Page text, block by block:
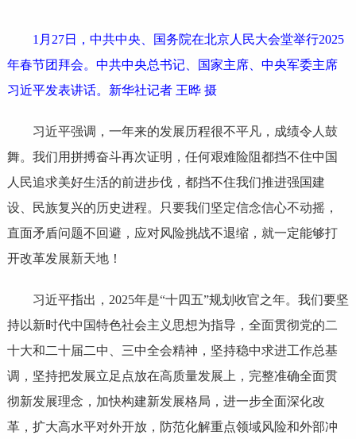
1月27日，中共中央、国务院在北京人民大会堂举行2025
年春节团拜会。中共中央总书记、国家主席、中央军委主席
习近平发表讲话。新华社记者 王晔 摄
习近平强调，一年来的发展历程很不平凡，成绩令人鼓
舞。我们用拼搏奋斗再次证明，任何艰难险阻都挡不住中国
人民追求美好生活的前进步伐，都挡不住我们推进强国建
设、民族复兴的历史进程。只要我们坚定信念信心不动摇，
直面矛盾问题不回避，应对风险挑战不退缩，就一定能够打
开改革发展新天地！
习近平指出，2025年是“十四五”规划收官之年。我们要坚
持以新时代中国特色社会主义思想为指导，全面贯彻党的二
十大和二十届二中、三中全会精神，坚持稳中求进工作总基
调，坚持把发展立足点放在高质量发展上，完整准确全面贯
彻新发展理念，加快构建新发展格局，进一步全面深化改
革，扩大高水平对外开放，防范化解重点领域风险和外部冲